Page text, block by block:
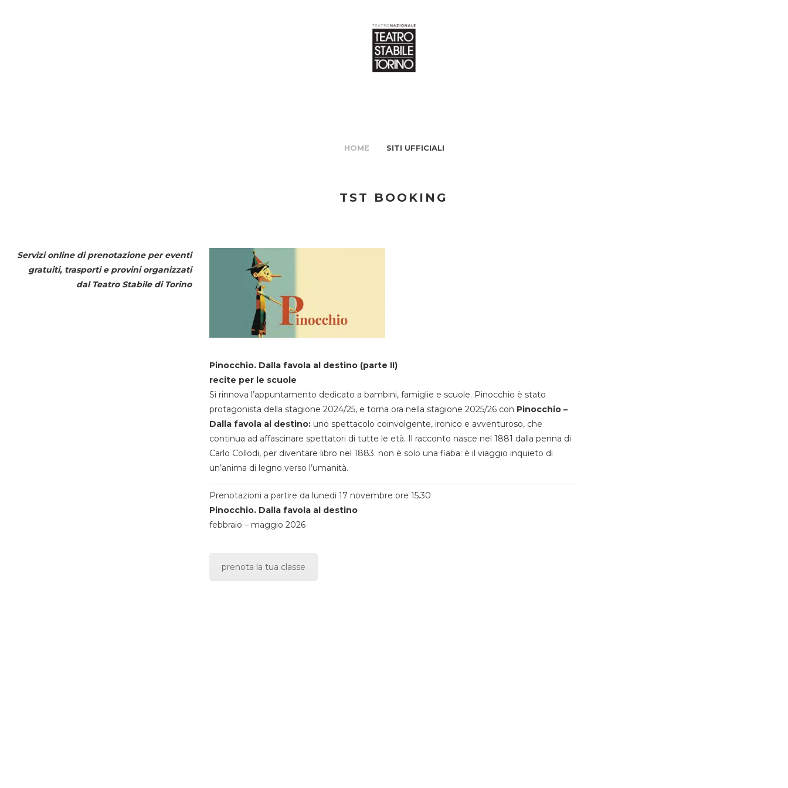
HOME SITI UFFICIALI
TST BOOKING
Servizi online di prenotazione per eventi
gratuiti, trasporti e provini organizzati
dal Teatro Stabile di Torino
Pinocchio. Dalla favola al destino (parte II)
recite per le scuole
Si rinnova l’appuntamento dedicato a bambini, famiglie e scuole. Pinocchio è stato
protagonista della stagione 2024/25, e torna ora nella stagione 2025/26 con Pinocchio –
Dalla favola al destino:uno spettacolo coinvolgente, ironico e avventuroso, che
continua ad affascinare spettatori di tutte le età. Il racconto nasce nel 1881 dalla penna di
Carlo Collodi, per diventare libro nel 1883. non è solo una fiaba: è il viaggio inquieto di
un’anima di legno verso l’umanità.
Prenotazioni a partire da lunedi 17 novembre ore 15.30
Pinocchio. Dalla favola al destino
febbraio – maggio 2026
prenota la tua classe